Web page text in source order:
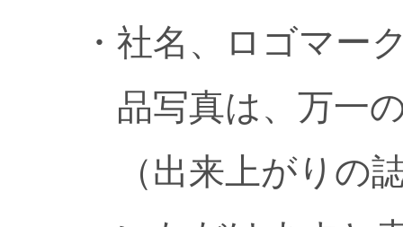
・ 社名、ロゴマー
品写真は、万一
（出来上がりの